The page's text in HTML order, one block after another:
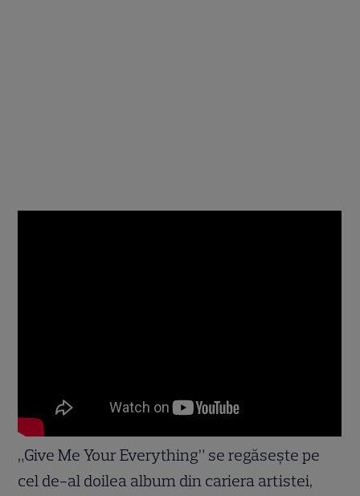
„Give Me Your Everything” se regăseşte pe
cel de-al doilea album din cariera artistei,